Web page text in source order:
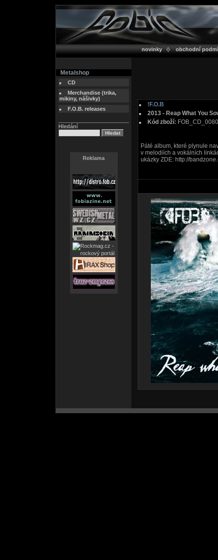
novinky obchodní
Metalshop
CD
Merchandise (trika,
mikiny, nášivky)
F.O.B. releases
Hledání
Reklama
!F.O.B
2013 - Reap What You
Kód zboží:
Páté album, které plynule
v melodiích a vokálních
ukázky ZDE: http://